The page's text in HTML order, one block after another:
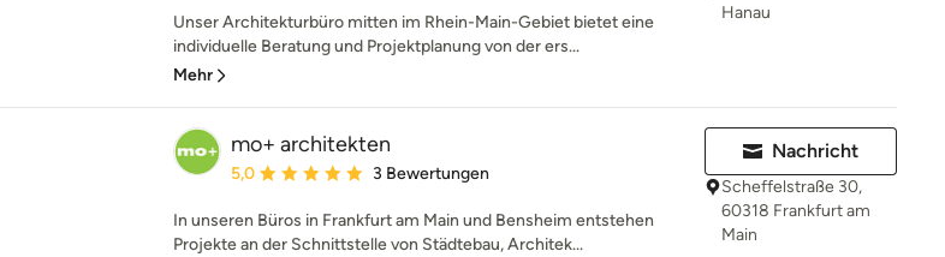
Unser Architekturbüro mitten im Rhein-Main-Gebiet bietet eine
individuelle Beratung und Projektplanung von der ers...
Mehr
Hanau
mo+ architekten
Durchschnittliche Bewertung: 5 von 5 Sternen
5,0 3 Bewertungen
In unseren Büros in Frankfurt am Main und Bensheim entstehen
Projekte an der Schnittstelle von Städtebau, Architek...
Nachricht
Scheffelstraße 30,
60318 Frankfurt am
Main